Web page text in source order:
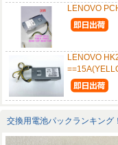
LENOVO
LENOVO
交換用電池パックランキング！